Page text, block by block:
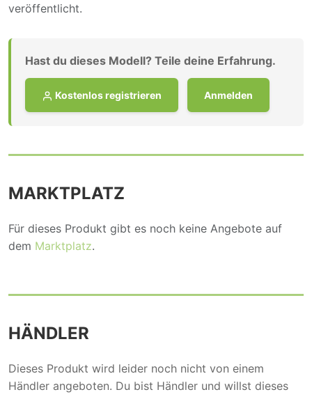
veröffentlicht.
Hast du dieses Modell? Teile deine Erfahrung.
Kostenlos registrieren Anmelden
MARKTPLATZ
Für dieses Produkt gibt es noch keine Angebote auf
dem Marktplatz.
HÄNDLER
Dieses Produkt wird leider noch nicht von einem
Händler angeboten. Du bist Händler und willst dieses